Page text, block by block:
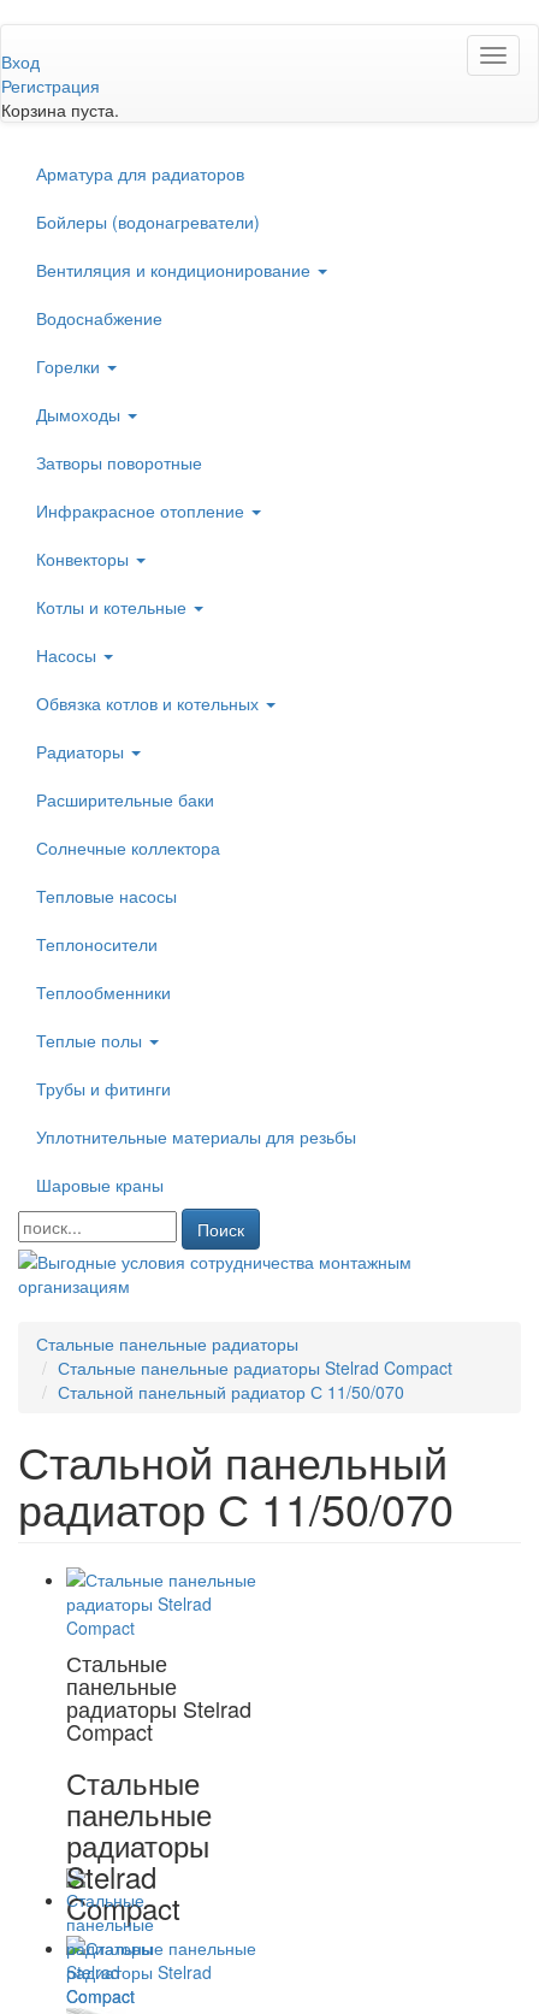
к
основному
содержанию
Вход
Регистрация
Корзина пуста.
Арматура для радиаторов
Бойлеры (водонагреватели)
Вентиляция и кондиционирование
Водоснабжение
Горелки
Дымоходы
Затворы поворотные
Инфракрасное отопление
Конвекторы
Котлы и котельные
Насосы
Обвязка котлов и котельных
Радиаторы
Расширительные баки
Солнечные коллектора
Тепловые насосы
Теплоносители
Теплообменники
Теплые полы
Трубы и фитинги
Уплотнительные материалы для резьбы
Шаровые краны
Поиск
Стальные панельные радиаторы
Стальные панельные радиаторы Stelrad Compact
Стальной панельный радиатор С 11/50/070
Стальной панельный
радиатор С 11/50/070
Стальные
панельные
радиаторы Stelrad
Compact
Стальные
панельные
радиаторы
Stelrad
Compact